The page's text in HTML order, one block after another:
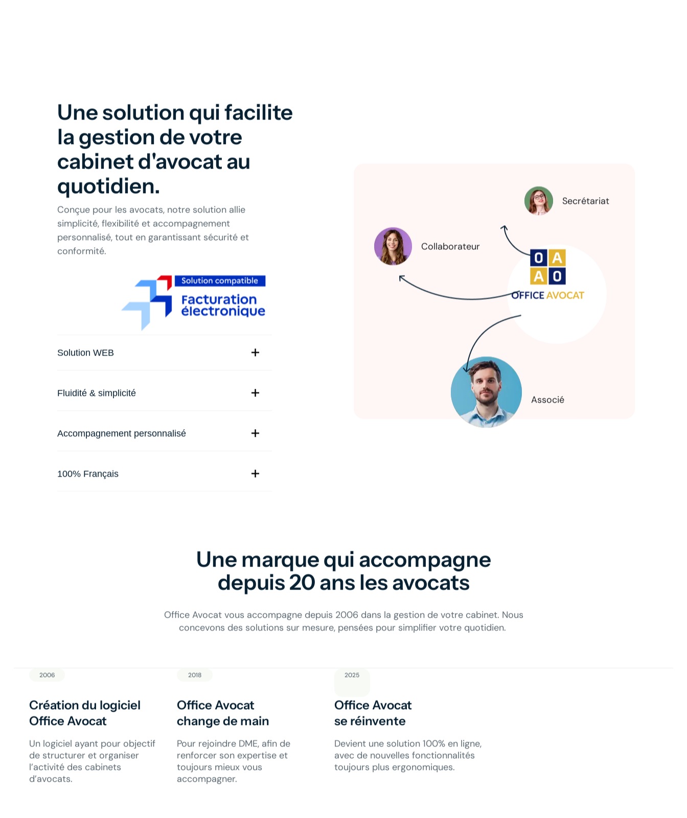
Une solution qui facilite
la gestion de votre
cabinet d'avocat au
quotidien.
Conçue pour les avocats, notre solution allie
simplicité, flexibilité et accompagnement
personnalisé, tout en garantissant sécurité et
conformité.
Solution WEB
Fluidité & simplicité
Accompagnement personnalisé
100% Français
Secrétariat
Collaborateur
Associé
Une marque qui accompagne
depuis 20 ans les avocats
Office Avocat vous accompagne depuis 2006 dans la gestion de votre cabinet. Nous
concevons des solutions sur mesure, pensées pour simplifier votre quotidien.
2006
Création du logiciel
Office Avocat
Un logiciel ayant pour objectif
de structurer et organiser
l’activité des cabinets
d’avocats.
2018
Office Avocat
change de main
Pour rejoindre DME, afin de
renforcer son expertise et
toujours mieux vous
accompagner.
2025
Office Avocat
se réinvente
Devient une solution 100% en ligne,
avec de nouvelles fonctionnalités
toujours plus ergonomiques.